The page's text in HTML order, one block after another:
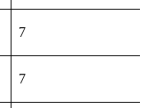
7
7